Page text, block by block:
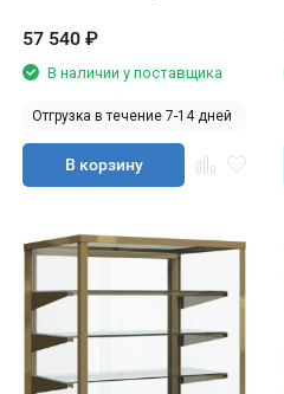
57 540 ₽
В наличии у поставщика
Отгрузка в течение 7-14 дней
В корзину